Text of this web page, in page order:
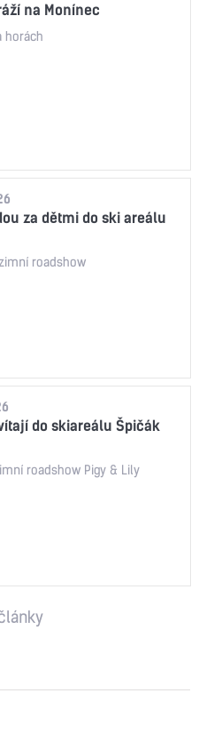
na Monínec
horách
za dětmi do ski areálu
roadshow
do skiareálu Špičák
roadshow Pigy & Lily